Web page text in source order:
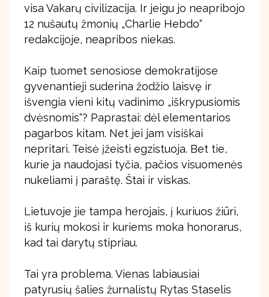
visa Vakarų civilizacija. Ir jeigu jo neapribojo
12 nušautų žmonių „Charlie Hebdo“
redakcijoje, neapribos niekas.
Kaip tuomet senosiose demokratijose
gyvenantieji suderina žodžio laisvę ir
išvengia vieni kitų vadinimo „iškrypusiomis
dvėsnomis“? Paprastai: dėl elementarios
pagarbos kitam. Net jei jam visiškai
nepritari. Teisė įžeisti egzistuoja. Bet tie,
kurie ja naudojasi tyčia, pačios visuomenės
nukeliami į paraštę. Štai ir viskas.
Lietuvoje jie tampa herojais, į kuriuos žiūri,
iš kurių mokosi ir kuriems moka honorarus,
kad tai darytų stipriau.
Tai yra problema. Vienas labiausiai
patyrusių šalies žurnalistų Rytas Staselis